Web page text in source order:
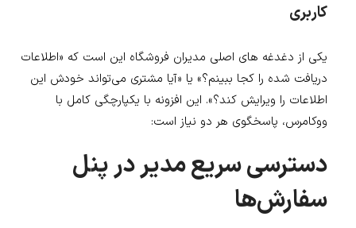
کاربری
یکی از دغدغه های اصلی مدیران فروشگاه این است که «اطلاعات
دریافت شده را کجا ببینم؟» یا «آیا مشتری می‌تواند خودش این
اطلاعات را ویرایش کند؟». این افزونه با یکپارچگی کامل با
ووکامرس، پاسخگوی هر دو نیاز است:
دسترسی سریع مدیر در پنل
سفارش‌ها